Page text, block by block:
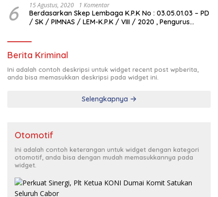
6 15 Agustus, 2020 1 Komentar
Berdasarkan Skep Lembaga K.P.K No : 03.05.01.03 – PD
/ SK / PIMNAS / LEM-K.P.K / VIII / 2020 , Pengurus
Berita Kriminal
Ini adalah contoh deskripsi untuk widget recent post wpberita,
anda bisa memasukkan deskripsi pada widget ini.
Selengkapnya
Otomotif
Ini adalah contoh keterangan untuk widget dengan kategori
otomotif, anda bisa dengan mudah memasukkannya pada
widget.